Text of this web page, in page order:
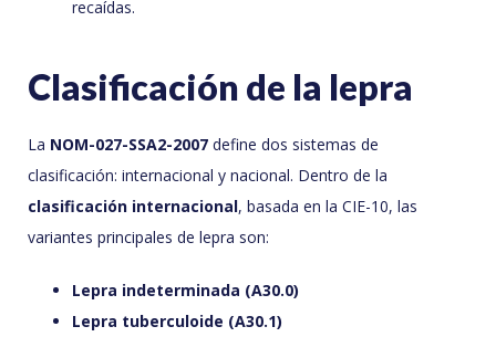
recaídas.
Clasificación de la lepra
La NOM-027-SSA2-2007 define dos sistemas de
clasificación: internacional y nacional. Dentro de la
clasificación internacional, basada en la CIE-10, las
variantes principales de lepra son:
Lepra indeterminada (A30.0)
Lepra tuberculoide (A30.1)